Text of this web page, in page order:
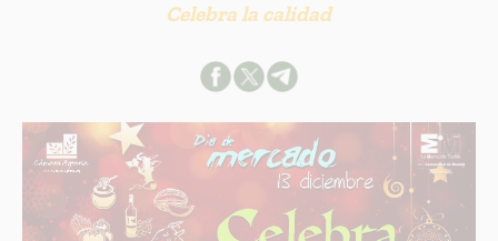
Celebra la calidad